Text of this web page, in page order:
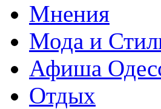
Мнения
Мода и
Афиша
Отдых